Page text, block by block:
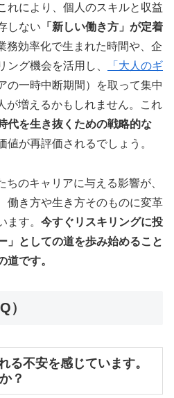
れにより、個人のスキルと収益
しない 「新しい働き方」が定着
務効率化で生まれた時間や、企
ング機会を活用し、
「大人のギ
の一時中断期間）を取って集中
が増えるかもしれません。これ
代を生き抜くための戦略的な
値が再評価されるでしょう。
ちのキャリアに与える影響が、
働き方や生き方そのものに変革
ます。 今すぐリスキリングに投
」としての道を歩み始めること
道です。
）
る不安を感じています。
？